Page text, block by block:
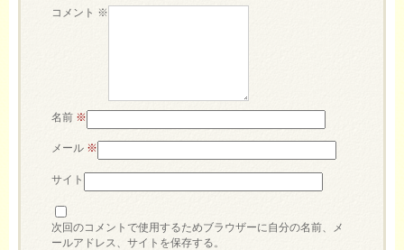
コメント ※
名前 ※
メール ※
サイト
次回のコメントで使用するためブラウザーに自分の名前、メ
ールアドレス、サイトを保存する。